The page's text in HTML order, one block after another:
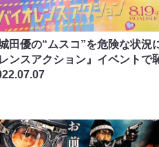
田優の“ムスコ”を危険な状況
ンスアクション』イベントで